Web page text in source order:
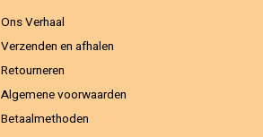
Ons Verhaal
Verzenden en afhalen
Retourneren
Algemene voorwaarden
Betaalmethoden